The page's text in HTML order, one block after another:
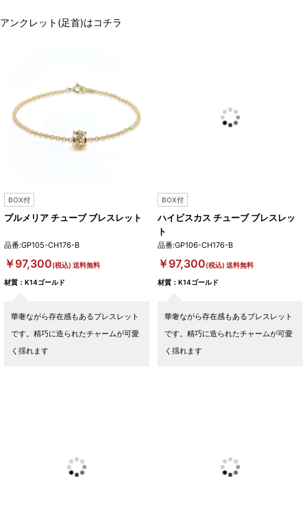
アンクレット(足首)はコチラ
BOX付
プルメリア チューブ ブレスレット
品番:GP105-CH176-B
￥97,300(税込) 送料無料
材質：K14ゴールド
華奢ながら存在感もあるブレスレット
です。精巧に造られたチャームが可愛
く揺れます
BOX付
ハイビスカス チューブ ブレスレッ
ト
品番:GP106-CH176-B
￥97,300(税込) 送料無料
材質：K14ゴールド
華奢ながら存在感もあるブレスレット
です。精巧に造られたチャームが可愛
く揺れます